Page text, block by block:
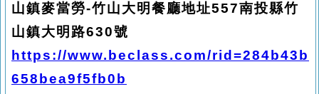
山鎮麥當勞-竹山大明餐廳地址557南投縣竹
山鎮大明路630號
https://www.beclass.com/rid=284b43b
658bea9f5fb0b